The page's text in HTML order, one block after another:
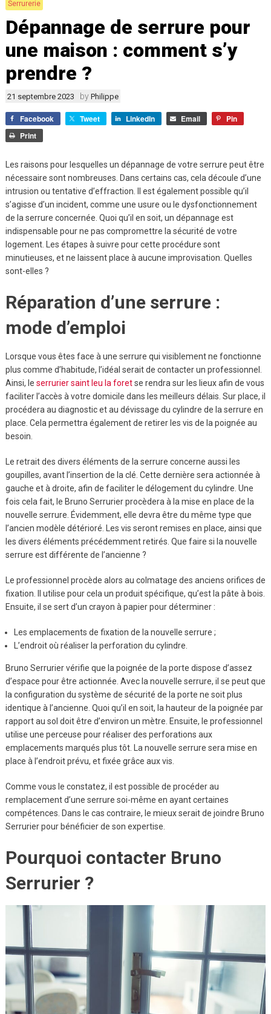
Serrurerie
Dépannage de serrure pour
une maison : comment s’y
prendre ?
21 septembre 2023 by Philippe
Facebook Tweet LinkedIn Email
Pin
Print
Les raisons pour lesquelles un dépannage de votre serrure peut être
nécessaire sont nombreuses. Dans certains cas, cela découle d’une
intrusion ou tentative d’effraction. Il est également possible qu’il
s’agisse d’un incident, comme une usure ou le dysfonctionnement
de la serrure concernée. Quoi qu’il en soit, un dépannage est
indispensable pour ne pas compromettre la sécurité de votre
logement. Les étapes à suivre pour cette procédure sont
minutieuses, et ne laissent place à aucune improvisation. Quelles
sont-elles ?
Réparation d’une serrure :
mode d’emploi
Lorsque vous êtes face à une serrure qui visiblement ne fonctionne
plus comme d’habitude, l’idéal serait de contacter un professionnel.
Ainsi, le serrurier saint leu la foretse rendra sur les lieux afin de vous
faciliter l’accès à votre domicile dans les meilleurs délais. Sur place, il
procédera au diagnostic et au dévissage du cylindre de la serrure en
place. Cela permettra également de retirer les vis de la poignée au
besoin.
Le retrait des divers éléments de la serrure concerne aussi les
goupilles, avant l’insertion de la clé. Cette dernière sera actionnée à
gauche et à droite, afin de faciliter le délogement du cylindre. Une
fois cela fait, le Bruno Serrurier procèdera à la mise en place de la
nouvelle serrure. Évidemment, elle devra être du même type que
l’ancien modèle détérioré. Les vis seront remises en place, ainsi que
les divers éléments précédemment retirés. Que faire si la nouvelle
serrure est différente de l’ancienne ?
Le professionnel procède alors au colmatage des anciens orifices de
fixation. Il utilise pour cela un produit spécifique, qu’est la pâte à bois.
Ensuite, il se sert d’un crayon à papier pour déterminer :
Les emplacements de fixation de la nouvelle serrure ;
L’endroit où réaliser la perforation du cylindre.
Bruno Serrurier vérifie que la poignée de la porte dispose d’assez
d’espace pour être actionnée. Avec la nouvelle serrure, il se peut que
la configuration du système de sécurité de la porte ne soit plus
identique à l’ancienne. Quoi qu’il en soit, la hauteur de la poignée par
rapport au sol doit être d’environ un mètre. Ensuite, le professionnel
utilise une perceuse pour réaliser des perforations aux
emplacements marqués plus tôt. La nouvelle serrure sera mise en
place à l’endroit prévu, et fixée grâce aux vis.
Comme vous le constatez, il est possible de procéder au
remplacement d’une serrure soi-même en ayant certaines
compétences. Dans le cas contraire, le mieux serait de joindre Bruno
Serrurier pour bénéficier de son expertise.
Pourquoi contacter Bruno
Serrurier ?